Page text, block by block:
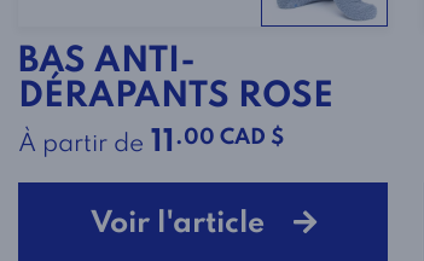
BAS ANTI-
DÉRAPANTS ROSE
À partir de 11 .00 CAD $
Voir l'article